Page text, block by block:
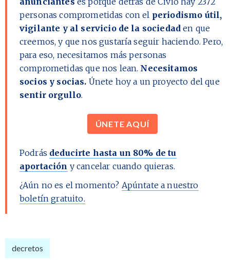
personas comprometidas con el periodismo útil,
vigilante y al servicio de la sociedad en que
creemos, y que nos gustaría seguir haciendo. Pero,
para eso, necesitamos más personas
comprometidas que nos lean. Necesitamos
socios y socias. Únete hoy a un proyecto del que
sentir orgullo.
ÚNETE AQUÍ
Podrás deducirte hasta un 80% de tu
aportación y cancelar cuando quieras.
¿Aún no es el momento? Apúntate a nuestro
boletín gratuito.
decretos